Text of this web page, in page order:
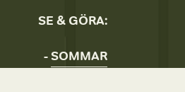
SE & GÖRA:
- SOMMAR